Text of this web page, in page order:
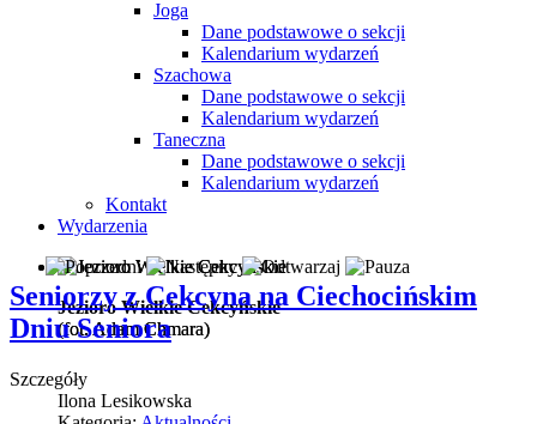
Joga
Dane podstawowe o sekcji
Kalendarium wydarzeń
Szachowa
Dane podstawowe o sekcji
Kalendarium wydarzeń
Taneczna
Dane podstawowe o sekcji
Kalendarium wydarzeń
Kontakt
Wydarzenia
Jezioro Wielkie Cekcyńskie
(fot. Adam Chmara)
(fot. Adam Chmara)
Seniorzy z Cekcyna na Ciechocińskim
Dniu Seniora
Szczegóły
Ilona Lesikowska